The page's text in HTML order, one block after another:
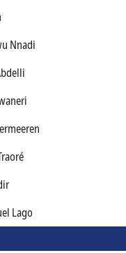
Nnadi
Lago